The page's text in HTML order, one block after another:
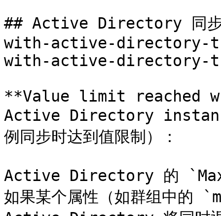
## Active Directory 同
with-active-directory-
with-active-directory-
**Value limit reached
Active Directory
例同步时达到值限制）：
Active Directory 的
如果某个属性（如群组中的